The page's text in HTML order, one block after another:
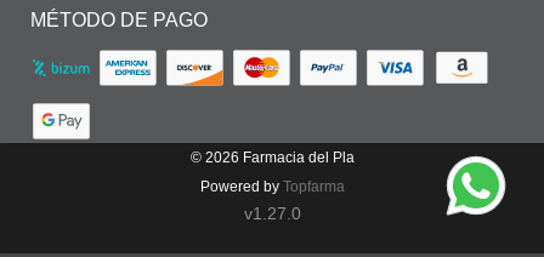
MÉTODO DE PAGO
© 2026 Farmacia del Pla
Powered by Topfarma
v1.27.0